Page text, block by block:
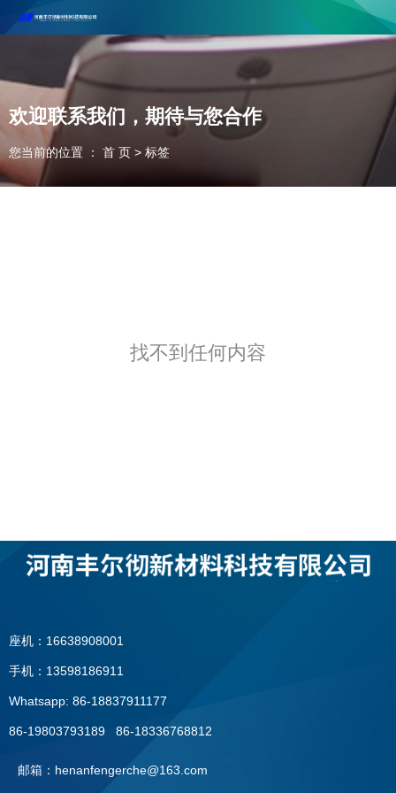
河南丰尔彻新材料科技有限公司欢迎合作咨询！
联系电话：18037947756
欢迎联系我们，期待与您合作
您当前的位置 ： 首 页 > 标签
找不到任何内容
座机：16638908001
手机：13598186911
Whatsapp: 86-18837911177
86-19803793189 86-18336768812
邮箱：henanfengerche@163.com